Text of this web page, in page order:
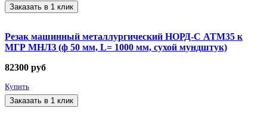
Заказать в 1 клик
Резак машинный металлургический НОРД-С АТМ35 к
МГР МНЛЗ (ф 50 мм, L= 1000 мм, сухой мундштук)
82300 руб
Купить
Заказать в 1 клик